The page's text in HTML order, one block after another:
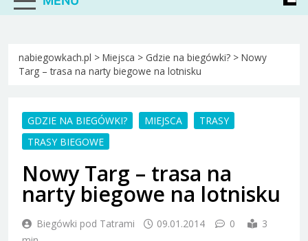
nabiegowkach.pl > Miejsca > Gdzie na biegówki? > Nowy
Targ – trasa na narty biegowe na lotnisku
GDZIE NA BIEGÓWKI? MIEJSCA
TRASY
TRASY BIEGOWE
Nowy Targ – trasa na
narty biegowe na lotnisku
Biegówki pod Tatrami 09.01.2014 0
3